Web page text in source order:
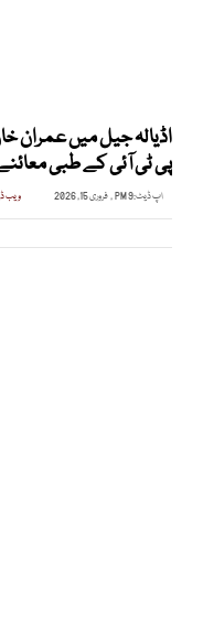
اڈیالہ جیل میں عمران
پی ٹی آئی کے طبی
اپ ڈیٹ:9 PM , فروری 15, 2026 ویب